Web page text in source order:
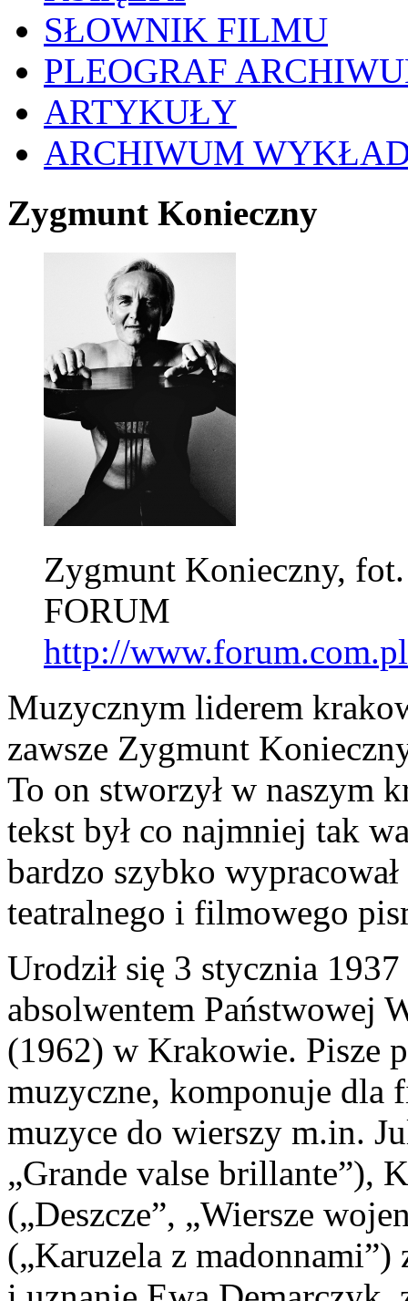
SŁOWNIK FILMU
PLEOGRAF
ARTYKUŁY
ARCHIWUM
Zygmunt Konieczny
Zygmunt Konieczny,
FORUM
http://
Muzycznym liderem
zawsze Zygmunt
To on stworzył w naszym
tekst był co najmniej tak
bardzo szybko
teatralnego i filmowego
Urodził się 3 stycznia
absolwentem Państwowej
(1962) w Krakowie. Pisze
muzyczne, komponuje dla
muzyce do wierszy m.in.
„Grande valse brillante”),
(„Deszcze”, „Wiersze
(„Karuzela z